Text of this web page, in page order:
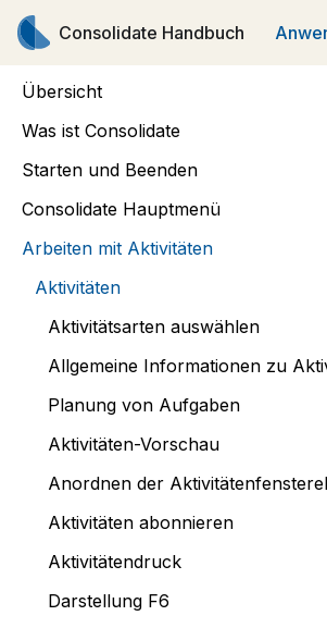
Consolidate Handbuch
Übersicht
Was ist Consolidate
Starten und Beenden
Consolidate Hauptmenü
Arbeiten mit Aktivitäten
Aktivitäten
Aktivitätsarten auswählen
Allgemeine Informationen zu
Planung von Aufgaben
Aktivitäten-Vorschau
Anordnen der
Aktivitäten abonnieren
Aktivitätendruck
Darstellung F6